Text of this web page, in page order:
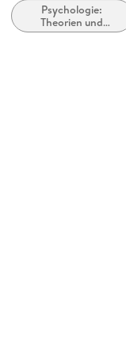
Kopierschutz
mit Adobe-DRM-
Psychologie:
Theorien und
Denkschulen